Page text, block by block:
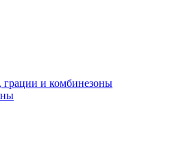
и комбинезоны